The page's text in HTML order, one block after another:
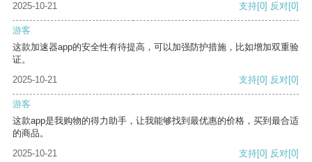
2025-10-21
支持[0] 反对[0]
游客
这款加速器app的安全性有待提高，可以加强防护措施，比如增加双重验
证。
2025-10-21
支持[0] 反对[0]
游客
这款app是我购物的得力助手，让我能够找到最优惠的价格，买到最合适
的商品。
2025-10-21
支持[0] 反对[0]